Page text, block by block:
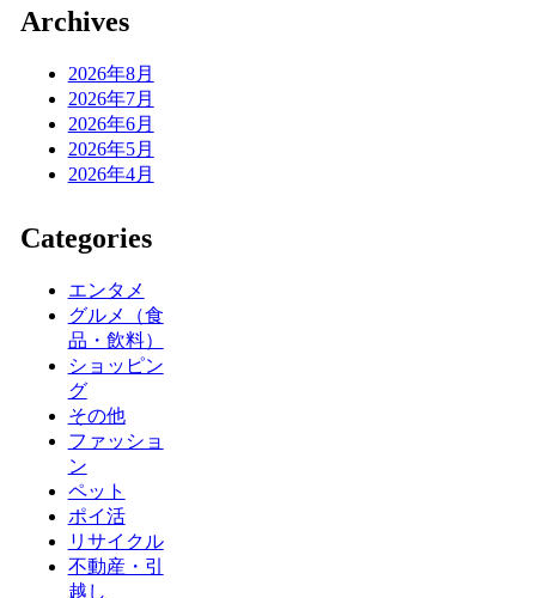
Archives
2026年8月
2026年7月
2026年6月
2026年5月
2026年4月
Categories
エンタメ
グルメ（食
品・飲料）
ショッピン
グ
その他
ファッショ
ン
ペット
ポイ活
リサイクル
不動産・引
越し